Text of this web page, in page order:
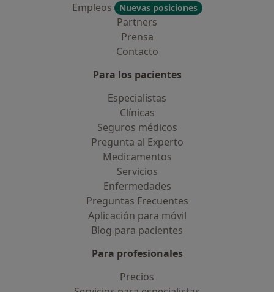
Empleos
Nuevas posiciones
Partners
Prensa
Contacto
Para los pacientes
Especialistas
Clínicas
Seguros médicos
Pregunta al Experto
Medicamentos
Servicios
Enfermedades
Preguntas Frecuentes
Aplicación para móvil
Blog para pacientes
Para profesionales
Precios